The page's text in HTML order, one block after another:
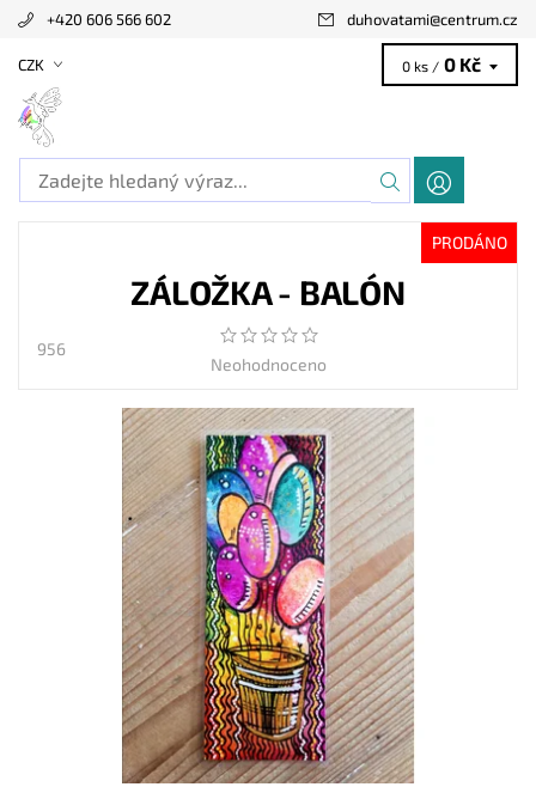
+420 606 566 602 duhovatami@centrum.cz
CZK 0 ks / 0 Kč
PRODÁNO
ZÁLOŽKA - BALÓN
956
Neohodnoceno